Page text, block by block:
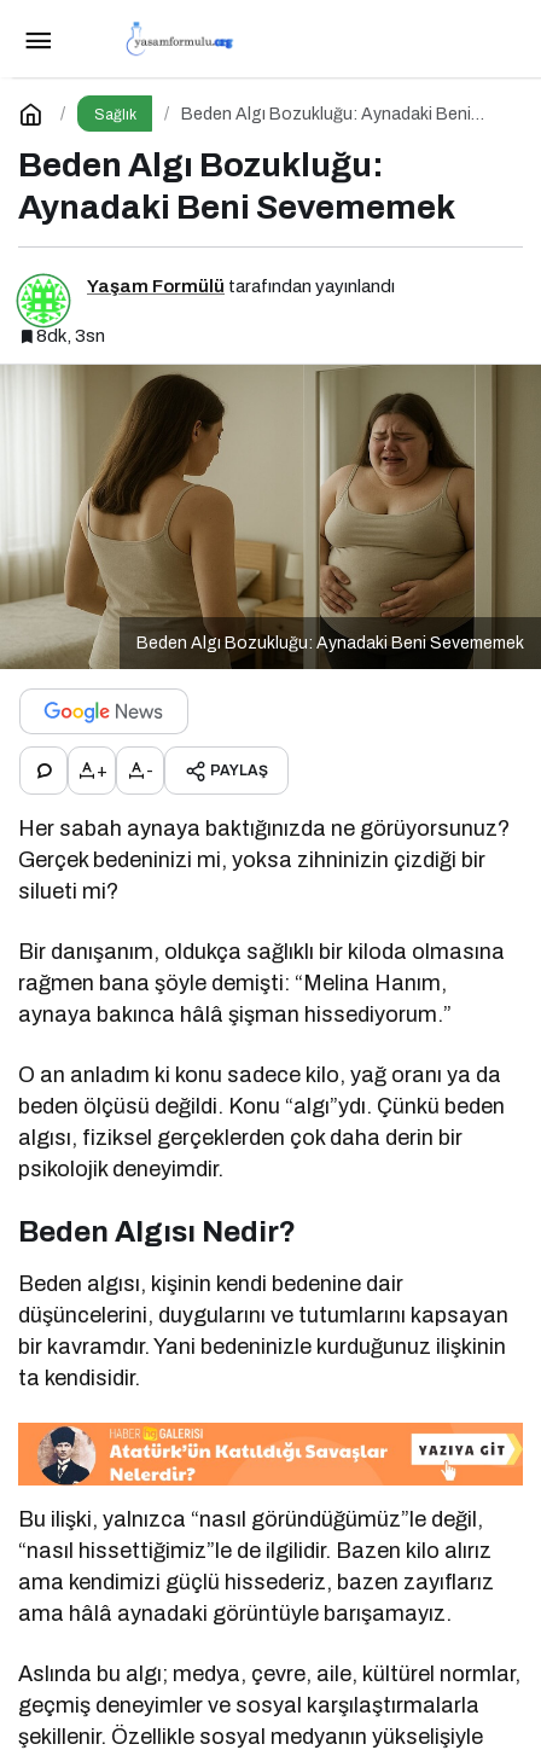
Sağlık
Beden Algı Bozukluğu: Aynadaki Beni
Beden Algı Bozukluğu:
Aynadaki Beni Sevememek
Yaşam Formülü tarafından yayınlandı
8dk, 3sn
Beden Algı Bozukluğu: Aynadaki Beni Sevememek
+ - PAYLAŞ
Her sabah aynaya baktığınızda ne görüyorsunuz?
Gerçek bedeninizi mi, yoksa zihninizin çizdiği bir
silueti mi?
Bir danışanım, oldukça sağlıklı bir kiloda olmasına
rağmen bana şöyle demişti: “Melina Hanım,
aynaya bakınca hâlâ şişman hissediyorum.”
O an anladım ki konu sadece kilo, yağ oranı ya da
beden ölçüsü değildi. Konu “algı”ydı. Çünkü beden
algısı, fiziksel gerçeklerden çok daha derin bir
psikolojik deneyimdir.
Beden Algısı Nedir?
Beden algısı, kişinin kendi bedenine dair
düşüncelerini, duygularını ve tutumlarını kapsayan
bir kavramdır. Yani bedeninizle kurduğunuz ilişkinin
ta kendisidir.
Bu ilişki, yalnızca “nasıl göründüğümüz”le değil,
“nasıl hissettiğimiz”le de ilgilidir. Bazen kilo alırız
ama kendimizi güçlü hissederiz, bazen zayıflarız
ama hâlâ aynadaki görüntüyle barışamayız.
Aslında bu algı; medya, çevre, aile, kültürel normlar,
geçmiş deneyimler ve sosyal karşılaştırmalarla
şekillenir. Özellikle sosyal medyanın yükselişiyle
Yeme Bozuklukları